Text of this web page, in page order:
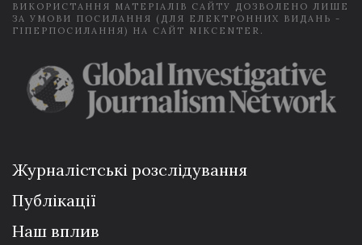
ВИКОРИСТАННЯ МАТЕРІАЛІВ САЙТУ ДОЗВОЛЕНО ЛИШЕ
ЗА УМОВИ ПОСИЛАННЯ (ДЛЯ ЕЛЕКТРОННИХ ВИДАНЬ -
ГІПЕРПОСИЛАННЯ) НА САЙТ NIKCENTER.
Журналістські розслідування
Публікації
Наш вплив